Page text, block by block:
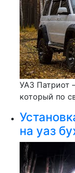
УАЗ Патриот
который по
на уаз